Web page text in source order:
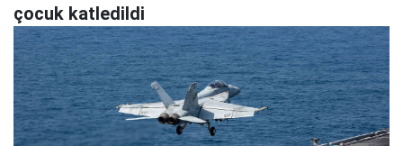
çocuk katledildi